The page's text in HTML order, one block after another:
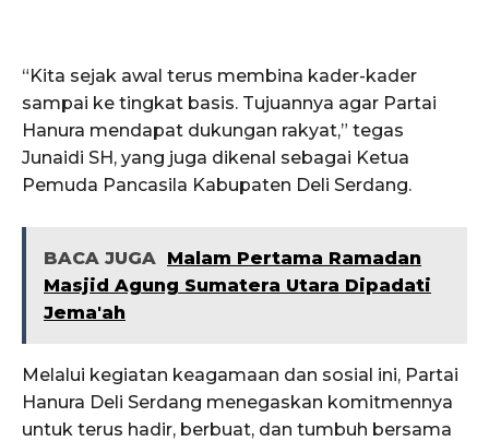
“Kita sejak awal terus membina kader-kader
sampai ke tingkat basis. Tujuannya agar Partai
Hanura mendapat dukungan rakyat,” tegas
Junaidi SH, yang juga dikenal sebagai Ketua
Pemuda Pancasila Kabupaten Deli Serdang.
BACA JUGA
Malam Pertama Ramadan
Masjid Agung Sumatera Utara Dipadati
Jema'ah
Melalui kegiatan keagamaan dan sosial ini, Partai
Hanura Deli Serdang menegaskan komitmennya
untuk terus hadir, berbuat, dan tumbuh bersama